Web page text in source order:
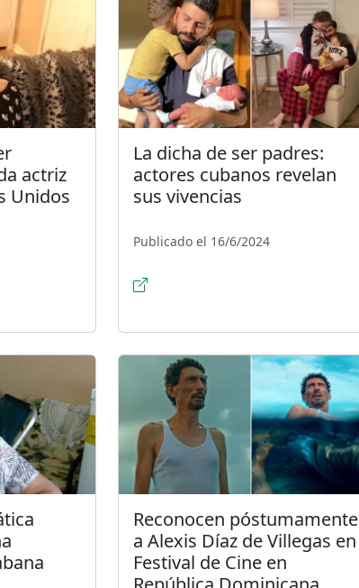
actriz
Unidos
La dicha de ser padres:
actores cubanos revelan
sus vivencias
Publicado el 16/6/2024
Reconocen póstumamente
a Alexis Díaz de Villegas en
Festival de Cine en